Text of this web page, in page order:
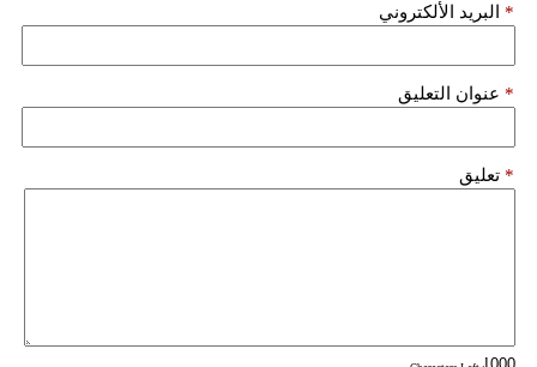
البريد الألكتروني *
عنوان التعليق *
تعليق *